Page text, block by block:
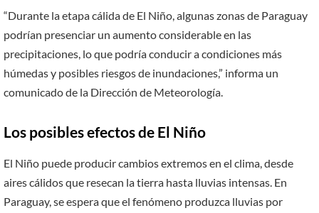
“Durante la etapa cálida de El Niño, algunas zonas de Paraguay
podrían presenciar un aumento considerable en las
precipitaciones, lo que podría conducir a condiciones más
húmedas y posibles riesgos de inundaciones,” informa un
comunicado de la Dirección de Meteorología.
Los posibles efectos de El Niño
El Niño puede producir cambios extremos en el clima, desde
aires cálidos que resecan la tierra hasta lluvias intensas. En
Paraguay, se espera que el fenómeno produzca lluvias por